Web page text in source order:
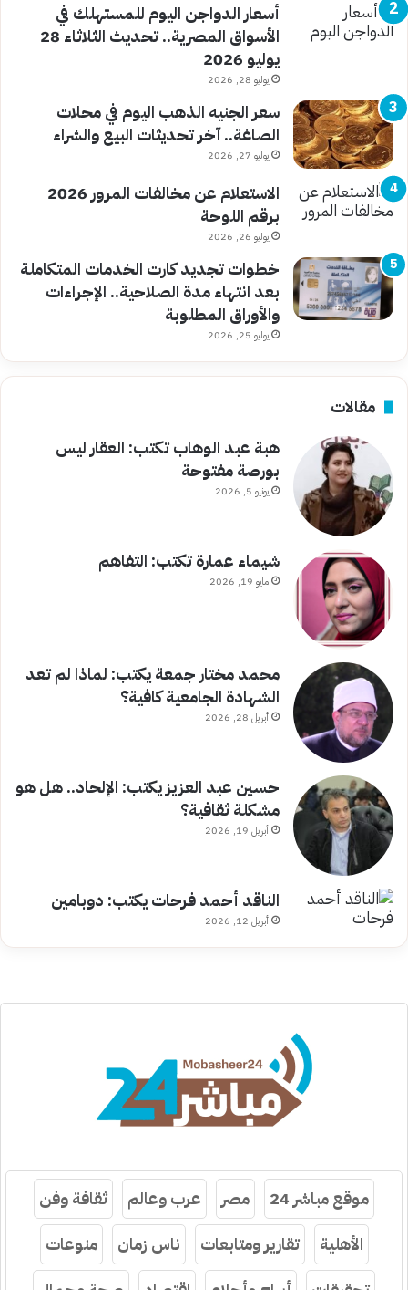
أسعار الدواجن اليوم للمستهلك في
الأسواق المصرية.. تحديث الثلاثاء 28
يوليو 2026
يوليو 28, 2026
سعر الجنيه الذهب اليوم في محلات
الصاغة.. آخر تحديثات البيع والشراء
يوليو 27, 2026
الاستعلام عن مخالفات المرور 2026
برقم اللوحة
يوليو 26, 2026
خطوات تجديد كارت الخدمات المتكاملة
بعد انتهاء مدة الصلاحية.. الإجراءات
والأوراق المطلوبة
يوليو 25, 2026
مقالات
هبة عبد الوهاب تكتب: العقار ليس
بورصة مفتوحة
يونيو 5, 2026
شيماء عمارة تكتب: التفاهم
مايو 19, 2026
محمد مختار جمعة يكتب: لماذا لم تعد
الشهادة الجامعية كافية؟
أبريل 28, 2026
حسين عبد العزيز يكتب: الإلحاد.. هل هو
مشكلة ثقافية؟
أبريل 19, 2026
الناقد أحمد فرحات يكتب: دوبامين
أبريل 12, 2026
موقع مباشر 24 مصر عرب وعالم
ثقافة وفن
الأهلية
تقارير ومتابعات ناس زمان
منوعات